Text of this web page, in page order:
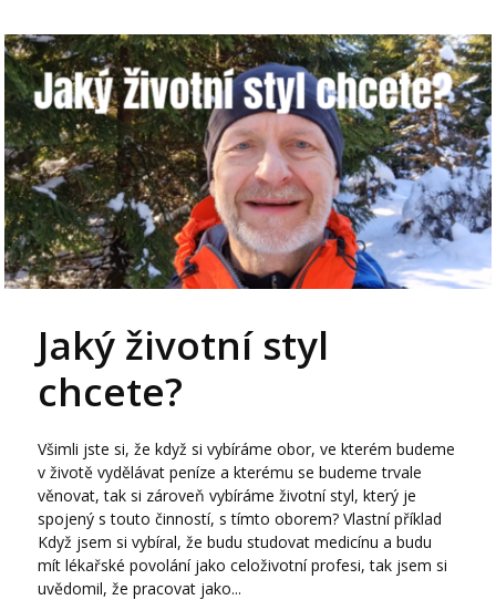
Jaký životní styl
chcete?
Všimli jste si, že když si vybíráme obor, ve kterém budeme
v životě vydělávat peníze a kterému se budeme trvale
věnovat, tak si zároveň vybíráme životní styl, který je
spojený s touto činností, s tímto oborem? Vlastní příklad
Když jsem si vybíral, že budu studovat medicínu a budu
mít lékařské povolání jako celoživotní profesi, tak jsem si
uvědomil, že pracovat jako...